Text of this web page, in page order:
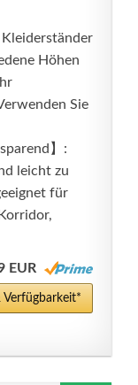
Kleiderständer
Höhen
Sie
】:
leicht zu
für
EUR
Verfügbarkeit*